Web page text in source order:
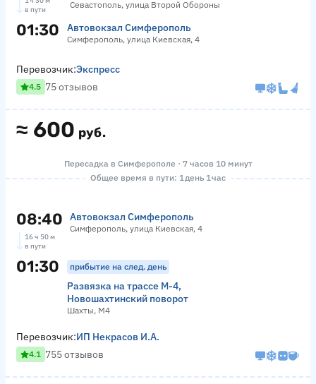
Севастополь, улица Второй Обороны
в пути
01:30 Автовокзал Симферополь
Симферополь, улица Киевская, 4
≈ 600 руб.
Перевозчик:Экспресс
4.5 75 отзывов
Пересадка в Симферополе · 7 часов 10 минут
Общее время в пути: 1 день 1 час
08:40 Автовокзал Симферополь
Симферополь, улица Киевская, 4
16 ч 50 м
в пути
01:30 прибытие на след. день
Развязка на трассе М-4,
Новошахтинский поворот
Шахты, М4
Перевозчик:ИП Некрасов И.А.
4.1 755 отзывов